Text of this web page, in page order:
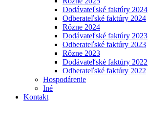
Dodávateľské faktúry 2024
Odberateľské faktúry 2024
Rôzne 2024
Dodávateľské faktúry 2023
Odberateľské faktúry 2023
Rôzne 2023
Dodávateľské faktúry 2022
Odberateľské faktúry 2022
Hospodárenie
Iné
Kontakt